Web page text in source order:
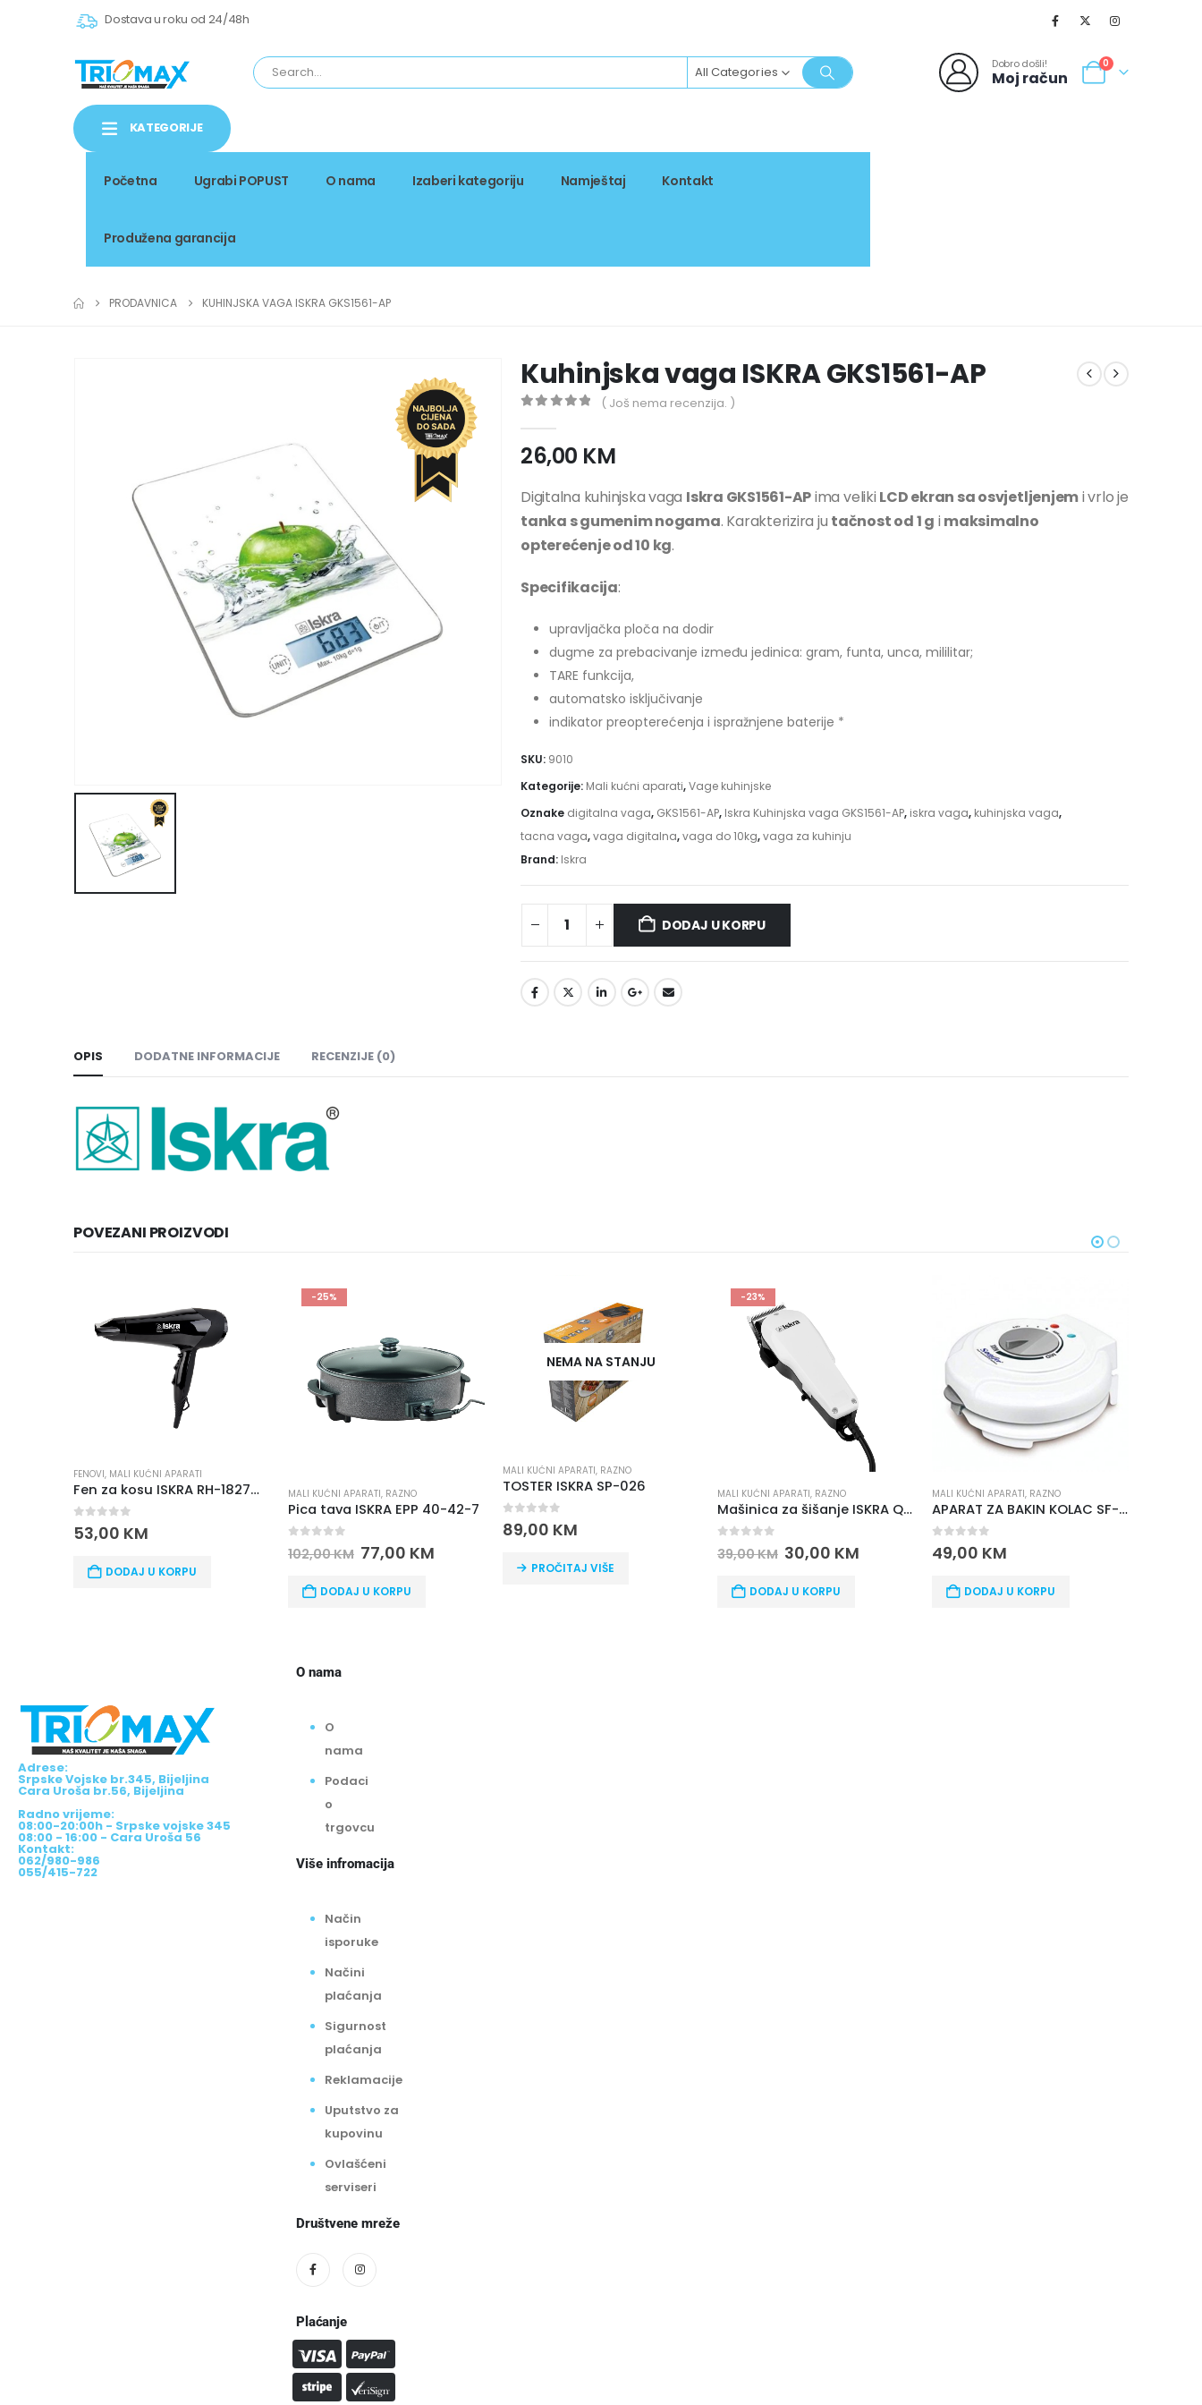
Dostava u roku od 24/48h
All Categories Dobro došli!
Moj račun
0
KATEGORIJE
Početna Ugrabi POPUST O nama Izaberi kategoriju Namještaj Kontakt
Produžena garancija
PRODAVNICA KUHINJSKA VAGA ISKRA GKS1561-AP
Kuhinjska vaga ISKRA GKS1561-AP
( Još nema recenzija. )
26,00 KM
Digitalna kuhinjska vaga Iskra GKS1561-APima veliki LCD ekran sa osvjetljenjemi vrlo je
tanka s gumenim nogama. Karakterizira ju tačnost od 1 g i maksimalno
opterećenje od 10 kg.
Specifikacija:
upravljačka ploča na dodir
dugme za prebacivanje između jedinica: gram, funta, unca, mililitar;
TARE funkcija,
automatsko isključivanje
indikator preopterećenja i ispražnjene baterije *
SKU: 9010
Kategorije: Mali kućni aparati,Vage kuhinjske
Oznake digitalna vaga, GKS1561-AP, Iskra Kuhinjska vaga GKS1561-AP, iskra vaga, kuhinjska vaga,
tacna vaga,vaga digitalna,vaga do 10kg,vaga za kuhinju
Brand: Iskra
DODAJ U KORPU
OPIS DODATNE INFORMACIJE RECENZIJE (0)
POVEZANI PROIZVODI
FENOVI, MALI KUĆNI APARATI
Fen za kosu ISKRA RH-1827M-5 2200W
0out of 5
53,00 KM
DODAJ U KORPU
-25%
MALI KUĆNI APARATI, RAZNO
Pica tava ISKRA EPP 40-42-7
out of 5
102,00KM 77,00 KM
DODAJ U KORPU
NEMA NA STANJU
MALI KUĆNI APARATI, RAZNO
TOSTER ISKRA SP-026
0 out of 5
89,00 KM
PROČITAJ VIŠE
-23%
MALI KUĆNI APARATI, RAZNO
Mašinica za šišanje ISKRA QR8918
out of 5
39,00KM 30,00 KM
DODAJ U KORPU
MALI KUĆNI APARATI, RAZNO
APARAT ZA BAKIN KOLAC SF-6081
out of 5
49,00 KM
DODAJ U KORPU
Adrese:
Srpske Vojske br.345, Bijeljina
Cara Uroša br.56, Bijeljina
Radno vrijeme:
08:00-20:00h - Srpske vojske 345
08:00 - 16:00 - Cara Uroša 56
Kontakt:
062/980-986
055/415-722
O nama
O
nama
Podaci
o
trgovcu
Više infromacija
Način
isporuke
Načini
plaćanja
Sigurnost
plaćanja
Reklamacije
Uputstvo za
kupovinu
Ovlašćeni
serviseri
Društvene mreže
Plaćanje